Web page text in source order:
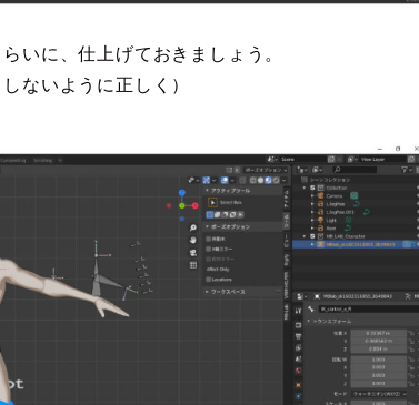
いに、仕上げておきましょう。
ないように正しく）